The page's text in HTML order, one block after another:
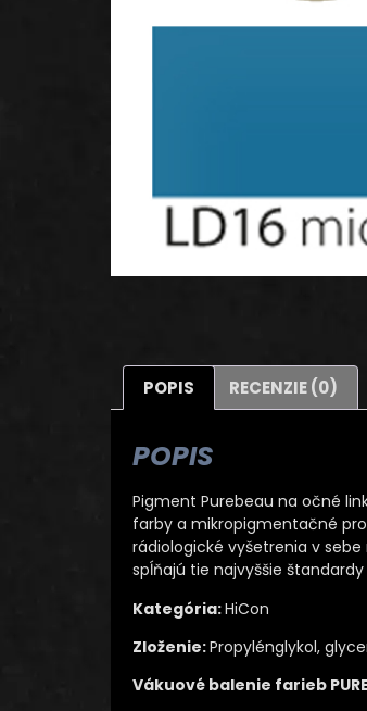
POPIS RECENZIE (0)
POPIS
Pigment Purebeau na očné
farby a mikropigmentačné
rádiologické vyšetrenia v
spĺňajú tie najvyššie
Kategória:HiCon
Zloženie:Propylénglykol,
Vákuové balenie farieb